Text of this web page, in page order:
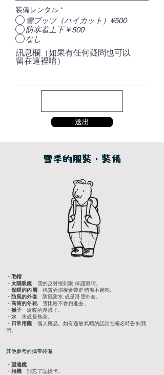
装備レンタル *
雪ブッツ（ハイカット）¥500
防寒着上下￥500
なし
訊息欄（如果有任何疑問也可以
留在這裡唷）
送出
雪季的服裝・裝備
・毛帽
・太陽眼鏡
雪的反射很刺眼,保護眼睛。
・保暖的內層 棉質弄濕後會帶走體溫不易乾。
・防風的外套 防風防水,或是滑雪外套。
・高筒的冬靴
雪比較不會跑進去。
​・襪子溫暖的厚襪子。
・水水或是熱茶。
​・日常用藥 個人藥品。如有過敏氣喘的話請在報名時告知我
們。
其他參考的攜帶裝備
・望遠鏡
​・相機 別忘了記憶卡。